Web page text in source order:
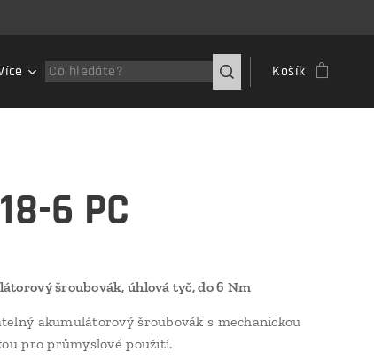
Košík
6 PC
šroubovák, úhlová tyč, do 6 Nm
akumulátorový šroubovák s mechanickou
pro průmyslové použití.